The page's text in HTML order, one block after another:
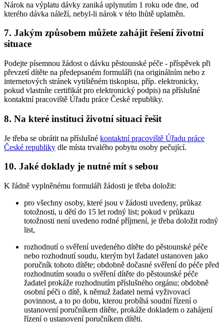
Nárok na výplatu dávky zaniká uplynutím 1 roku ode dne, od
kterého dávka náleží, nebyl-li nárok v této lhůtě uplatněn.
7. Jakým způsobem můžete zahájit řešení životní
situace
Podejte písemnou žádost o dávku pěstounské péče - příspěvek při
převzetí dítěte na předepsaném formuláři (na originálním nebo z
internetových stránek vytištěném tiskopisu, příp. elektronicky,
pokud vlastníte certifikát pro elektronický podpis) na příslušné
kontaktní pracoviště Úřadu práce České republiky.
8. Na které instituci životní situaci řešit
Je třeba se obrátit na příslušné kontaktní pracoviště Úřadu práce
České republiky dle místa trvalého pobytu osoby pečující.
10. Jaké doklady je nutné mít s sebou
K řádně vyplněnému formuláři žádosti je třeba doložit:
pro všechny osoby, které jsou v žádosti uvedeny, průkaz
totožnosti, u dětí do 15 let rodný list; pokud v průkazu
totožnosti není uvedeno rodné příjmení, je třeba doložit rodný
list,
rozhodnutí o svěření uvedeného dítěte do pěstounské péče
nebo rozhodnutí soudu, kterým byl žadatel ustanoven jako
poručník tohoto dítěte; obdobně dočasné svěření do péče před
rozhodnutím soudu o svěření dítěte do pěstounské péče
žadatel prokáže rozhodnutím příslušného orgánu; obdobně
osobní péči o dítě, k němuž žadatel nemá vyživovací
povinnost, a to po dobu, kterou probíhá soudní řízení o
ustanovení poručníkem dítěte, prokáže dokladem o zahájení
řízení o ustanovení poručníkem dítěti.